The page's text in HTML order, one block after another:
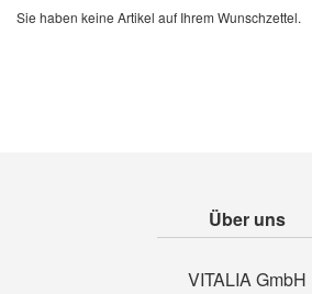
Sie haben keine Artikel auf Ihrem Wunschzettel.
Über uns
VITALIA GmbH